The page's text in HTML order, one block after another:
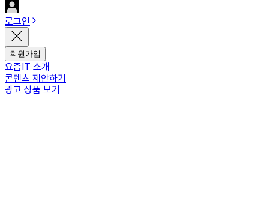
로그인
회원가입
요즘IT 소개
콘텐츠 제안하기
광고 상품 보기